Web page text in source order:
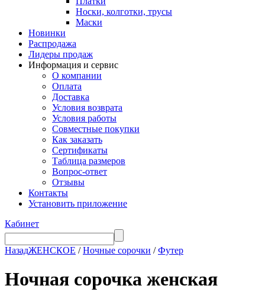
Носки, колготки, трусы
Маски
Новинки
Распродажа
Лидеры продаж
Информация и сервис
О компании
Оплата
Доставка
Условия возврата
Условия работы
Совместные покупки
Как заказать
Сертификаты
Таблица размеров
Вопрос-ответ
Отзывы
Контакты
Установить приложение
Кабинет
НазадЖЕНСКОЕ /Ночные сорочки /Футер
Ночная сорочка женская